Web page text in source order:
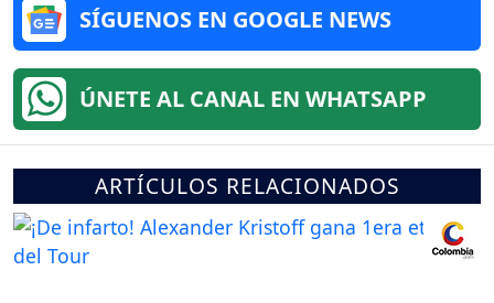
SÍGUENOS EN GOOGLE NEWS
ÚNETE AL CANAL EN WHATSAPP
ARTÍCULOS RELACIONADOS